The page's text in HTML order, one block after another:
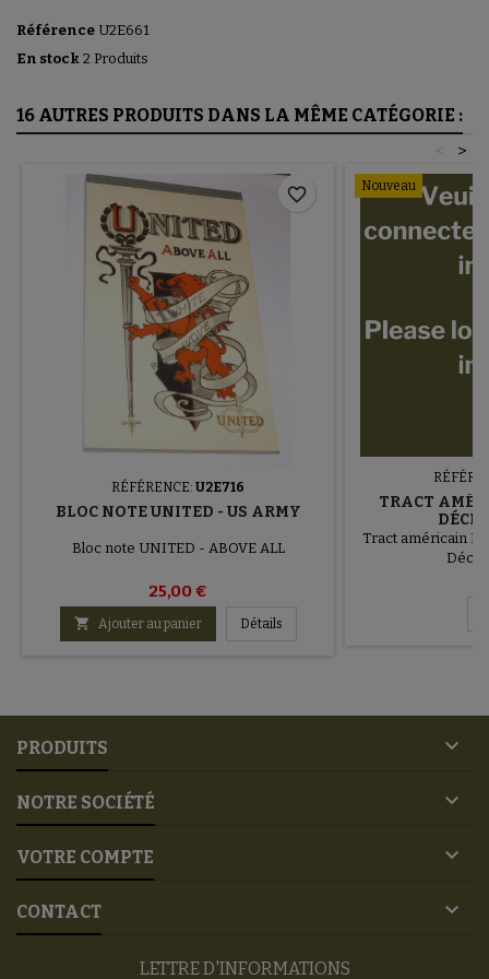
Référence U2E661
En stock 2 Produits
16 AUTRES PRODUITS DANS LA MÊME CATÉGORIE :
>
<
RÉFÉRENCE: U2E716
BLOC NOTE UNITED - US ARMY
Bloc note UNITED - ABOVE ALL
25,00 €
 Ajouter au panier Détails
favorite_border Nouveau
TRACT
Tract américain
PRODUITS 
NOTRE SOCIÉTÉ 
VOTRE COMPTE 
CONTACT 
LETTRE D'INFORMATIONS